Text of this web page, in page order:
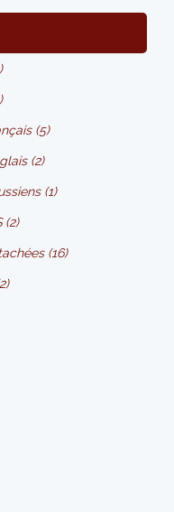
(5)
(2)
(1)
(2)
(16)